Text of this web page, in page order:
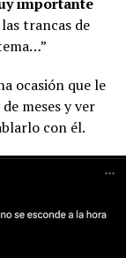
trancas de
ocasión que le
meses y ver
con él.